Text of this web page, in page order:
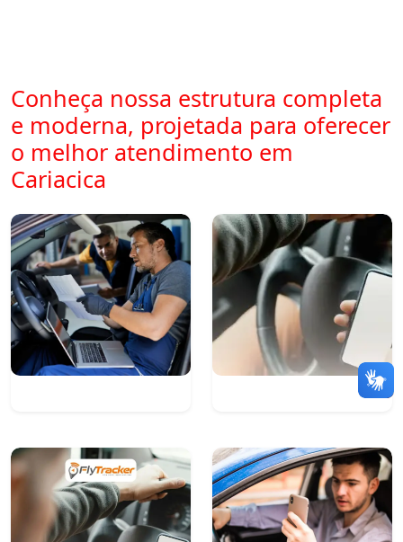
Conheça nossa estrutura completa
e moderna, projetada para oferecer
o melhor atendimento em
Cariacica